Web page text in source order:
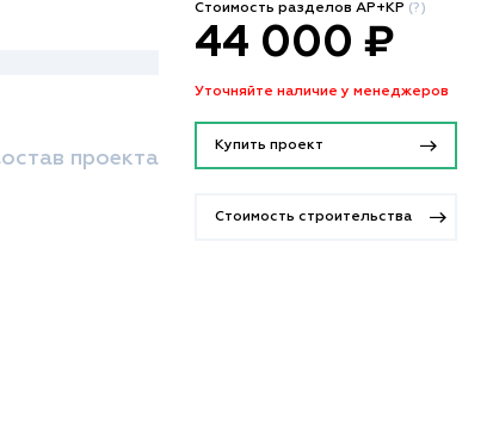
проекта
Стоимость разделов АР+КР (?)
44 000 ₽
Уточняйте наличие у менеджеров
Купить проект
Стоимость строительства